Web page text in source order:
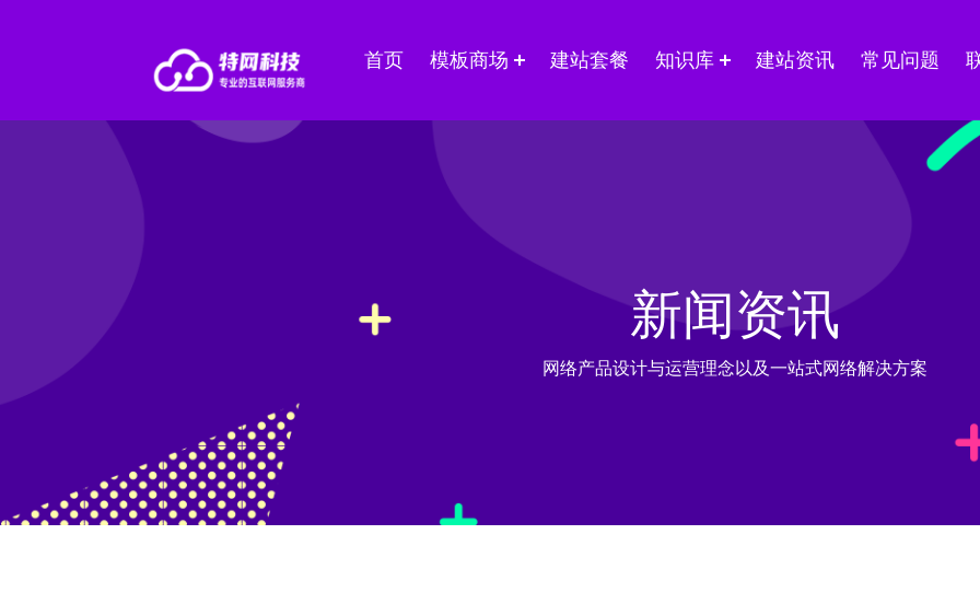
首页 模板商场 建站套餐 知识库 建站资讯 常见问题
新闻资讯
网络产品设计与运营理念以及一站式网络解决方案